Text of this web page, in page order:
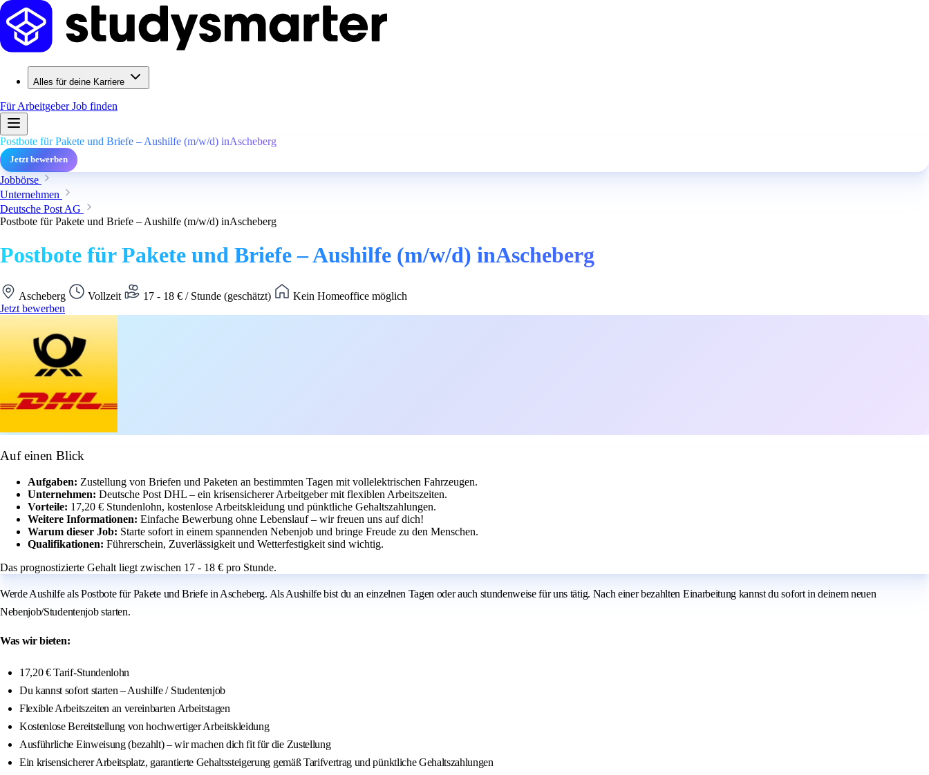
Alles für deine Karriere
Für ArbeitgeberJob finden
Postbote für Pakete und Briefe – Aushilfe (m/w/d) inAscheberg
Jetzt bewerben
Jobbörse
Unternehmen
Deutsche Post AG
Postbote für Pakete und Briefe – Aushilfe (m/w/d) inAscheberg
Postbote für Pakete und Briefe – Aushilfe (m/w/d) inAscheberg
Ascheberg Vollzeit 17 - 18 € / Stunde (geschätzt)
Kein Homeoffice möglich
Jetzt bewerben
Auf einen Blick
Aufgaben: Zustellung von Briefen und Paketen an bestimmten Tagen mit vollelektrischen Fahrzeugen.
Unternehmen: Deutsche Post DHL – ein krisensicherer Arbeitgeber mit flexiblen Arbeitszeiten.
Vorteile: 17,20 € Stundenlohn, kostenlose Arbeitskleidung und pünktliche Gehaltszahlungen.
Weitere Informationen: Einfache Bewerbung ohne Lebenslauf – wir freuen uns auf dich!
Warum dieser Job: Starte sofort in einem spannenden Nebenjob und bringe Freude zu den Menschen.
Qualifikationen: Führerschein, Zuverlässigkeit und Wetterfestigkeit sind wichtig.
Das prognostizierte Gehalt liegt zwischen 17 - 18 € pro Stunde.
Werde Aushilfe als Postbote für Pakete und Briefe in Ascheberg. Als Aushilfe bist du an einzelnen Tagen oder auch stundenweise für uns tätig. Nach einer bezahlten Einarbeitung kannst du sofort in deinem neuen
Nebenjob/Studentenjob starten.
Was wir bieten:
17,20 € Tarif-Stundenlohn
Du kannst sofort starten – Aushilfe / Studentenjob
Flexible Arbeitszeiten an vereinbarten Arbeitstagen
Kostenlose Bereitstellung von hochwertiger Arbeitskleidung
Ausführliche Einweisung (bezahlt) – wir machen dich fit für die Zustellung
Ein krisensicherer Arbeitsplatz, garantierte Gehaltssteigerung gemäß Tarifvertrag und pünktliche Gehaltszahlungen